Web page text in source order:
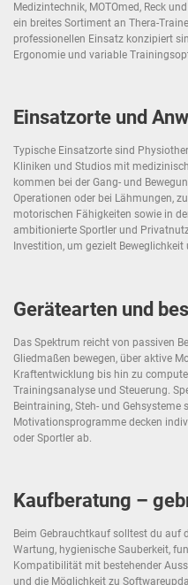
Medizintechnik, MOTOmed, Reck
ein breites Sortiment an Thera-
professionellen Einsatz konzipiert
Ergonomie und variable
Einsatzorte und
Typische Einsatzorte sind
Kliniken und Studios mit
kommen bei der Gang- und
Operationen oder bei Lähmungen,
motorischen Fähigkeiten sowie in
ambitionierte Sportler und
Investition, um gezielt
Gerätearten und
Das Spektrum reicht von passiven
Gliedmaßen bewegen, über aktive
Kraftentwicklung bis hin zu
Trainingsanalyse und Steuerung.
Beintraining, Steh- und
Motivationsprogramme decken
oder Sportler ab.
Kaufberatung –
Beim Gebrauchtkauf solltest du auf
Wartung, hygienische Sauberkeit,
Kompatibilität mit bestehender
und die Möglichkeit zu